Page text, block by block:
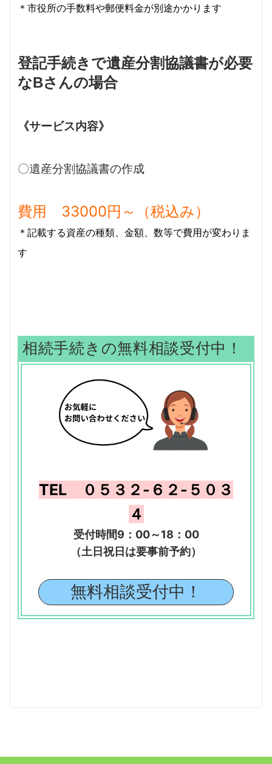
＊市役所の手数料や郵便料金が別途かかります
登記手続きで遺産分割協議書が必要
なBさんの場合
《サービス内容》
〇遺産分割協議書の作成
費用 33000円～（税込み）
＊ 記載する資産の種類、金額、数等で費用が変わりま
す
相続手続きの無料相談受付中 ！
TEL ０５３２-６２-５０３
４
受付時間9：00～18：00
（土日祝日は要事前予約）
無料相談受付中！